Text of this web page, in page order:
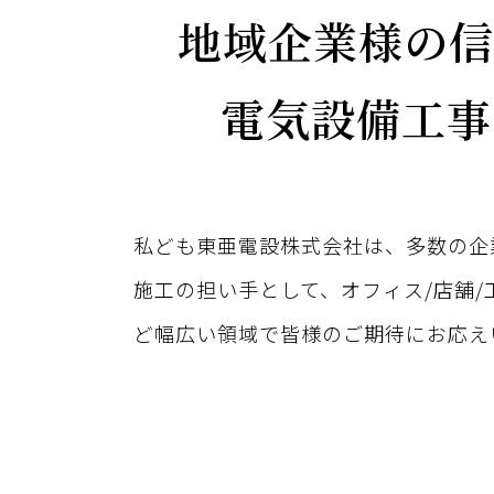
地域企業様の
電気設備工
私ども東亜電設株式会社は、多数の
施工の担い手として、オフィス/店舗
ど幅広い領域で皆様のご期待にお応